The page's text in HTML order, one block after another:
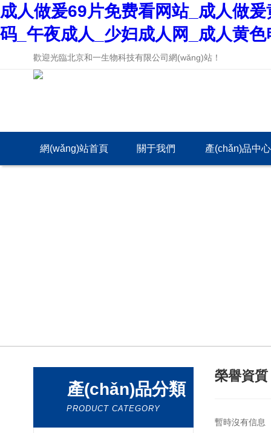
成人做爰69片免费看网站_成人做
码_午夜成人_少妇成人网_成人黄
歡迎光臨北京和一生物科技有限公司網(wǎng)站！
網(wǎng)站首頁 關于我們 產(chǎn)品中心
產(chǎn)品分類
PRODUCT CATEGORY
榮譽資質
暫時沒有信息